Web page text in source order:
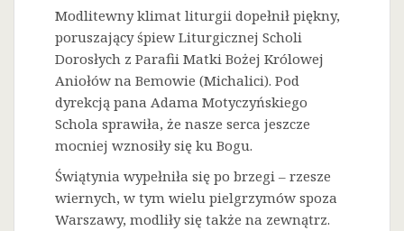
Modlitewny klimat liturgii dopełnił piękny,
poruszający śpiew Liturgicznej Scholi
Dorosłych z Parafii Matki Bożej Królowej
Aniołów na Bemowie (Michalici). Pod
dyrekcją pana Adama Motyczyńskiego
Schola sprawiła, że nasze serca jeszcze
mocniej wznosiły się ku Bogu.
Świątynia wypełniła się po brzegi – rzesze
wiernych, w tym wielu pielgrzymów spoza
Warszawy, modliły się także na zewnątrz.